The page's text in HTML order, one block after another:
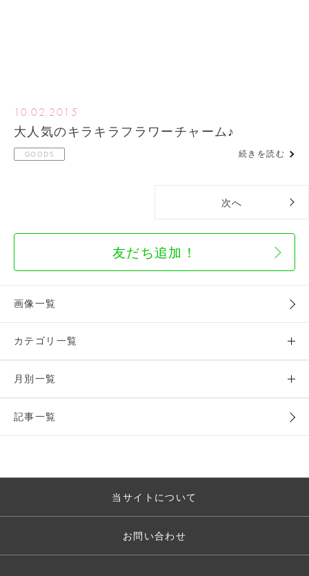
10.02,2015
大人気のキラキラフラワーチャーム♪
GOODS 続きを読む
次へ
友だち追加！
画像一覧
カテゴリ一覧
月別一覧
記事一覧
当サイトについて
お問い合わせ